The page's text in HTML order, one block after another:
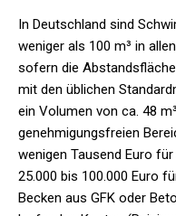
In Deutschland sind
weniger als 100 m³ in
sofern die
mit den üblichen
ein Volumen von ca. 48
genehmigungsfreien
wenigen Tausend Euro
25.000 bis 100.000 Euro
Becken aus GFK oder